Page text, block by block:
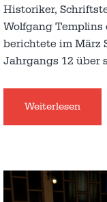
Historiker,
Wolfgang
berichtete im März
Jahrgangs 12 über
Weiterlesen